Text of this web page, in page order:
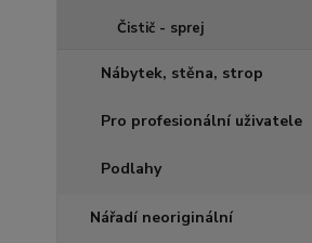
Čistič - sprej
Nábytek, stěna, strop
Pro profesionální uživatele
Podlahy
Nářadí neoriginální